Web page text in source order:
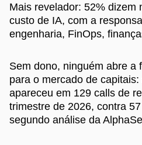
Mais revelador: 52% dizem
custo de IA, com a
engenharia, FinOps,
Sem dono, ninguém abre a
para o mercado de
apareceu em 129 calls de
trimestre de 2026, contra
segundo análise da